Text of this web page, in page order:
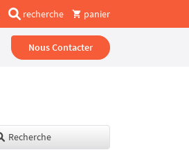
recherche panier
Nous Contacter
Recherche